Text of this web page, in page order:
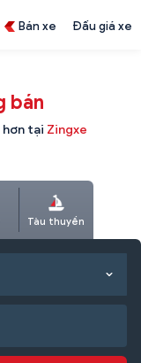
Bán xe Đấu giá xe
bán
hơn tại Zingxe
Tàu thuyền